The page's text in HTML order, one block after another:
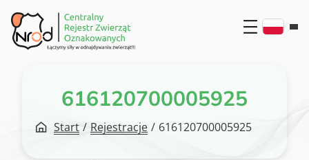
Przejdź
do
treści
616120700005925
Start / Rejestracje / 616120700005925